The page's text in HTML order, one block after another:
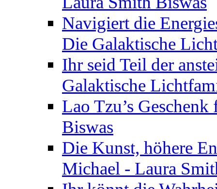
Navigiert die
Die Galaktische
Ihr seid Teil der
Galaktische
Lao Tzu’s
Biswas
Die Kunst, höhere
Michael - Laura